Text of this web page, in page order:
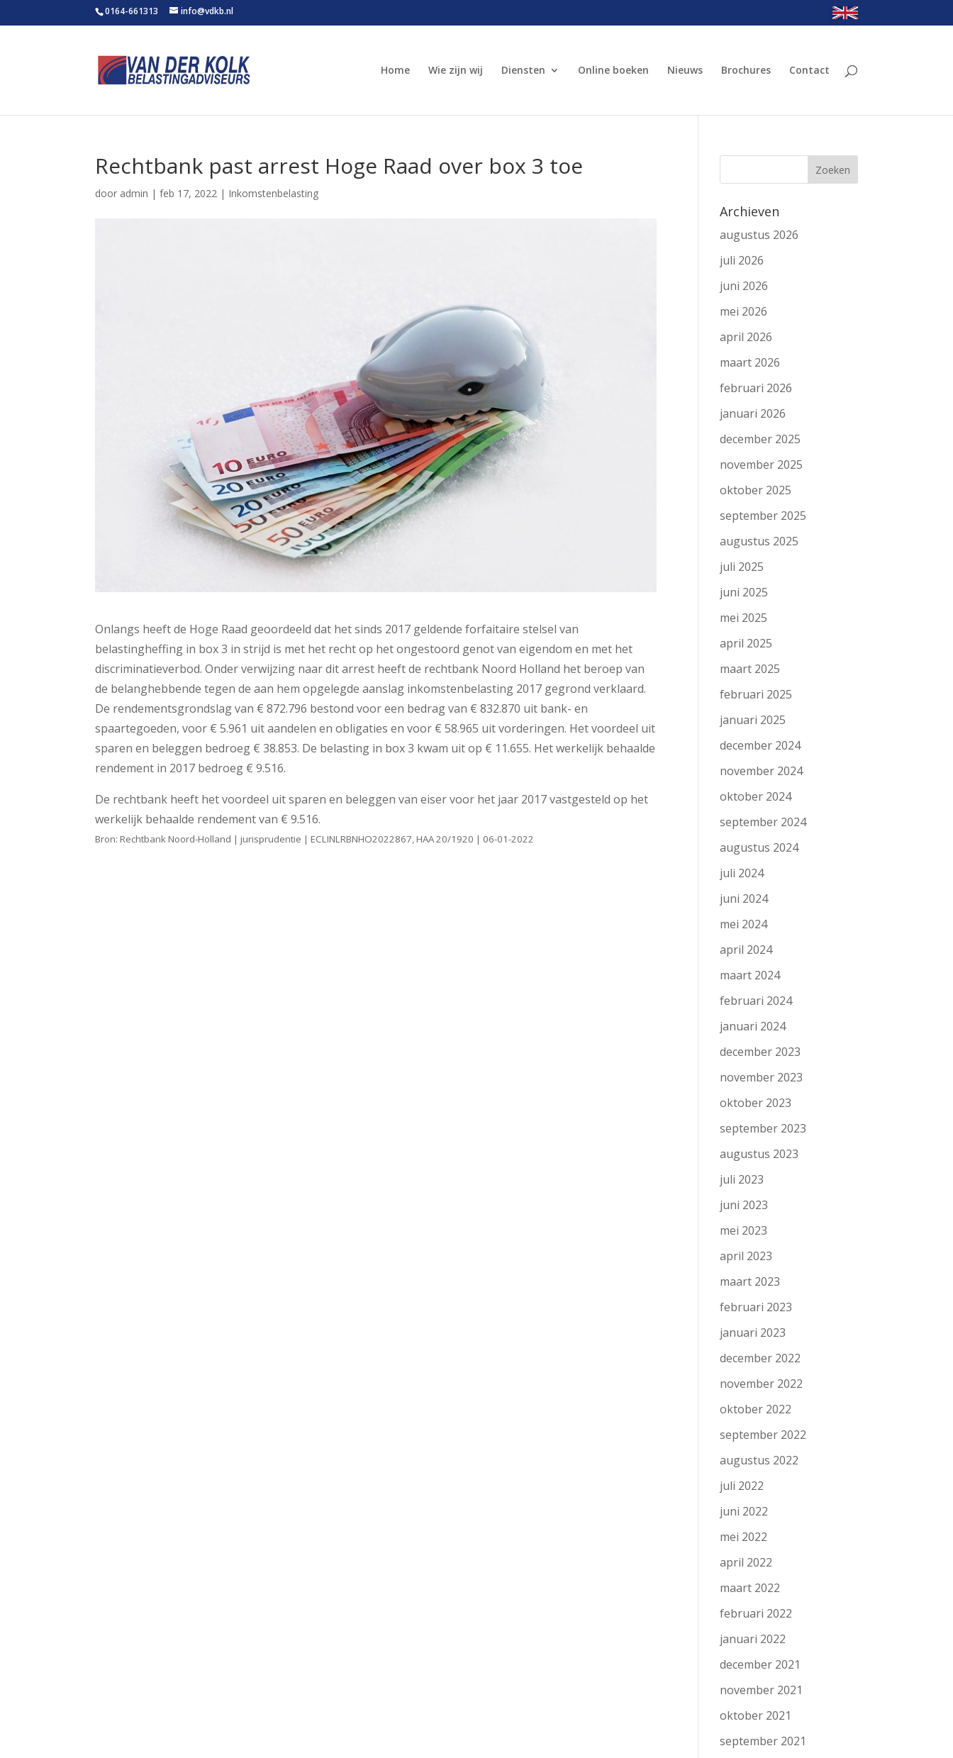
0164-661313 info@vdkb.nl
Home Wie zijn wij Diensten Online boeken Nieuws Brochures Contact
Rechtbank past arrest Hoge Raad over box 3 toe
door admin |feb 17, 2022 | Inkomstenbelasting
Onlangs heeft de Hoge Raad geoordeeld dat het sinds 2017 geldende forfaitaire stelsel van
belastingheffing in box 3 in strijd is met het recht op het ongestoord genot van eigendom en met het
discriminatieverbod. Onder verwijzing naar dit arrest heeft de rechtbank Noord Holland het beroep van
de belanghebbende tegen de aan hem opgelegde aanslag inkomstenbelasting 2017 gegrond verklaard.
De rendementsgrondslag van € 872.796 bestond voor een bedrag van € 832.870 uit bank- en
spaartegoeden, voor € 5.961 uit aandelen en obligaties en voor € 58.965 uit vorderingen. Het voordeel uit
sparen en beleggen bedroeg € 38.853. De belasting in box 3 kwam uit op € 11.655. Het werkelijk behaalde
rendement in 2017 bedroeg € 9.516.
De rechtbank heeft het voordeel uit sparen en beleggen van eiser voor het jaar 2017 vastgesteld op het
werkelijk behaalde rendement van € 9.516.
Bron: Rechtbank Noord-Holland | jurisprudentie | ECLINLRBNHO2022867, HAA 20/1920 | 06-01-2022
Archieven
augustus 2026
juli 2026
juni 2026
mei 2026
april 2026
maart 2026
februari 2026
januari 2026
december 2025
november 2025
oktober 2025
september 2025
augustus 2025
juli 2025
juni 2025
mei 2025
april 2025
maart 2025
februari 2025
januari 2025
december 2024
november 2024
oktober 2024
september 2024
augustus 2024
juli 2024
juni 2024
mei 2024
april 2024
maart 2024
februari 2024
januari 2024
december 2023
november 2023
oktober 2023
september 2023
augustus 2023
juli 2023
juni 2023
mei 2023
april 2023
maart 2023
februari 2023
januari 2023
december 2022
november 2022
oktober 2022
september 2022
augustus 2022
juli 2022
juni 2022
mei 2022
april 2022
maart 2022
februari 2022
januari 2022
december 2021
november 2021
oktober 2021
september 2021